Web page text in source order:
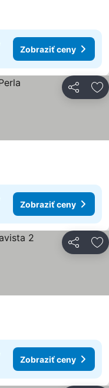
Zobraziť ceny
Zdieľať
Zobraziť ceny
Zdieľať
Zobraziť ceny